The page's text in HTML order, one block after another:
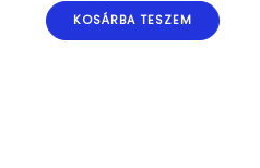
KOSÁRBA TESZEM